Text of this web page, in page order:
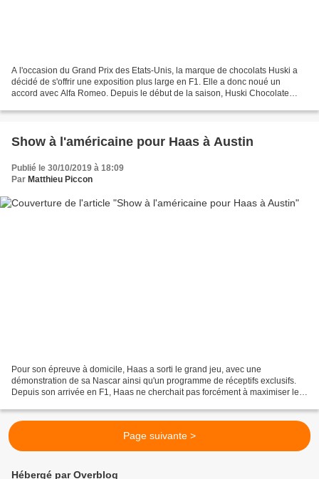
A l'occasion du Grand Prix des Etats-Unis, la marque de chocolats Huski a
décidé de s'offrir une exposition plus large en F1. Elle a donc noué un
accord avec Alfa Romeo. Depuis le début de la saison, Huski Chocolate
Show à l'américaine pour Haas à Austin
Publié le 30/10/2019 à 18:09
Par Matthieu Piccon
Pour son épreuve à domicile, Haas a sorti le grand jeu, avec une
démonstration de sa Nascar ainsi qu'un programme de réceptifs exclusifs.
Depuis son arrivée en F1, Haas ne cherchait pas forcément à maximiser les
Page suivante >
Hébergé par Overblog